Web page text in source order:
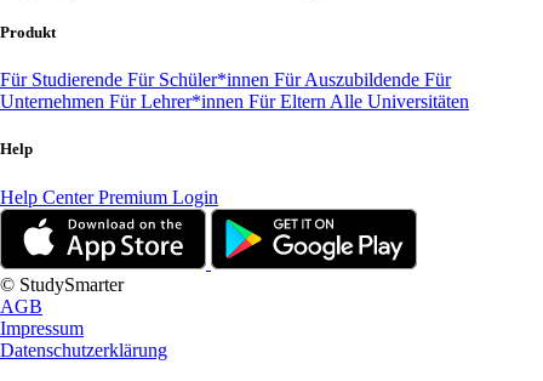
Produkt
Für Studierende Für Schüler*innen Für Auszubildende Für
Unternehmen Für Lehrer*innen Für Eltern Alle Universitäten
Help
Help CenterPremium Login
© StudySmarter
AGB
Impressum
Datenschutzerklärung